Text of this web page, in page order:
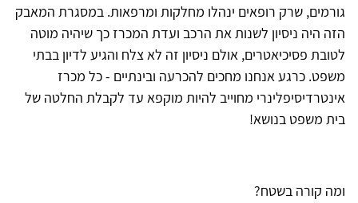
גורמים, שרק רופאים ינהלו מחלקות ומרפאות. במסגרת המאבק
הזה היה ניסיון לשנות את הרכב ועדת המכרז כך שיהיה מוטה
לטובת פסיכיאטרים, אולם ניסיון זה לא צלח והגיע לדיון בבתי
משפט. כרגע אנחנו מחכים להכרעה ובינתיים - כל מכרז
אינטרדיסיפלינרי מחוייב להיות מוקפא עד לקבלת החלטה של
בית משפט בנושא!
ומה קורה בשטח?